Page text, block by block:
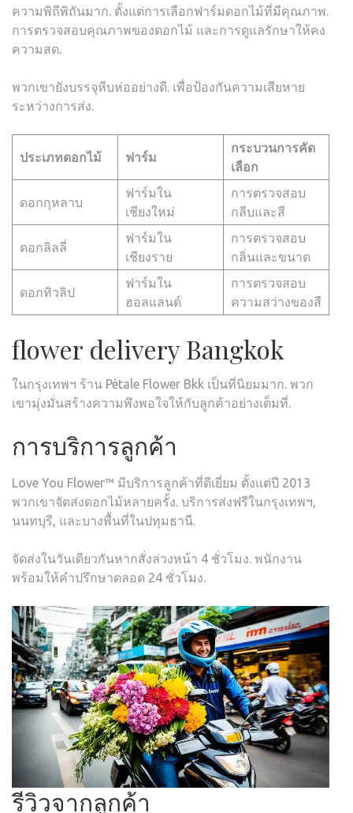
ความพิถีพิถันมาก. ตั้งแต่การเลือกฟาร์มดอกไม้ที่มีคุณภาพ.
การตรวจสอบคุณภาพของดอกไม้ และการดูแลรักษาให้คง
ความสด.
พวกเขายังบรรจุหีบห่ออย่างดี. เพื่อป้องกันความเสียหาย
ระหว่างการส่ง.
ประเภทดอกไม้ ฟาร์ม
กระบวนการคัด
เลือก
ดอกกุหลาบ
ฟาร์มใน
เชียงใหม่
การตรวจสอบ
กลีบและสี
ดอกลิลลี่
ฟาร์มใน
เชียงราย
การตรวจสอบ
กลิ่นและขนาด
ดอกทิวลิป
ฟาร์มใน
ฮอลแลนด์
การตรวจสอบ
ความสว่างของสี
flower delivery Bangkok
ในกรุงเทพฯ ร้าน Pétale Flower Bkk เป็นที่นิยมมาก. พวก
เขามุ่งมั่นสร้างความพึงพอใจให้กับลูกค้าอย่างเต็มที่.
การบริการลูกค้า
Love You Flower™ มีบริการลูกค้าที่ดีเยี่ยม ตั้งแต่ปี 2013
พวกเขาจัดส่งดอกไม้หลายครั้ง. บริการส่งฟรีในกรุงเทพฯ,
นนทบุรี, และบางพื้นที่ในปทุมธานี.
จัดส่งในวันเดียวกันหากสั่งล่วงหน้า 4 ชั่วโมง. พนักงาน
พร้อมให้คำปรึกษาตลอด 24 ชั่วโมง.
รีวิวจากลูกค้า